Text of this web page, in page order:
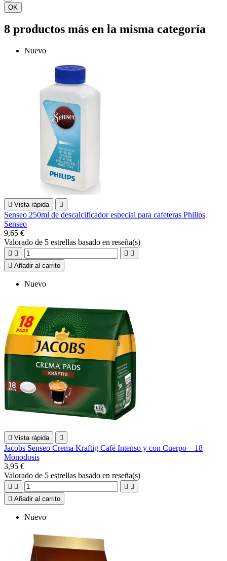
OK
8 productos más en la misma categoría
Nuevo
 Vista rápida 
Senseo 250ml de descalcificador especial para cafeteras Philips
Senseo
9,65 €
Valorado de 5 estrellas basado en reseña(s)
   
 Añadir al carrito
Nuevo
 Vista rápida 
Jacobs Senseo Crema Kraftig Café Intenso y con Cuerpo – 18
Monodosis
3,95 €
Valorado de 5 estrellas basado en reseña(s)
   
 Añadir al carrito
Nuevo